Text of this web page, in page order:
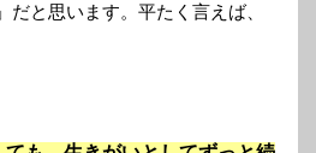
だと思います。平たく言えば、